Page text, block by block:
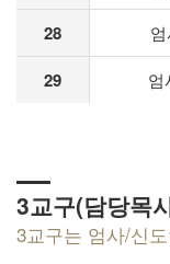
28 엄
29 엄
3교구(담당목
3교구는 엄사/신